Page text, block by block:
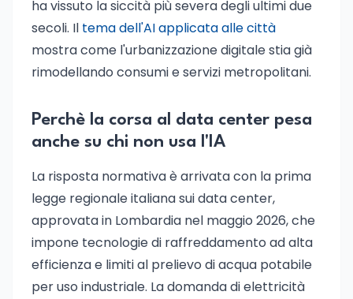
ha vissuto la siccità più severa degli ultimi due
secoli. Il tema dell'AI applicata alle città
mostra come l'urbanizzazione digitale stia già
rimodellando consumi e servizi metropolitani.
Perchè la corsa al data center pesa
anche su chi non usa l'IA
La risposta normativa è arrivata con la prima
legge regionale italiana sui data center,
approvata in Lombardia nel maggio 2026, che
impone tecnologie di raffreddamento ad alta
efficienza e limiti al prelievo di acqua potabile
per uso industriale. La domanda di elettricità